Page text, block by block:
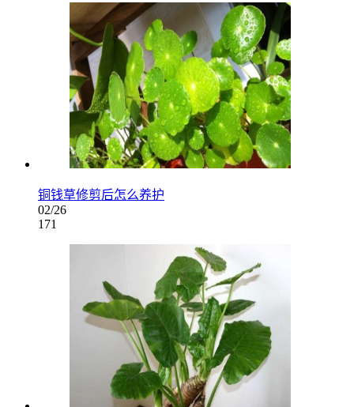
铜钱草修剪后怎么养护
02/26
171